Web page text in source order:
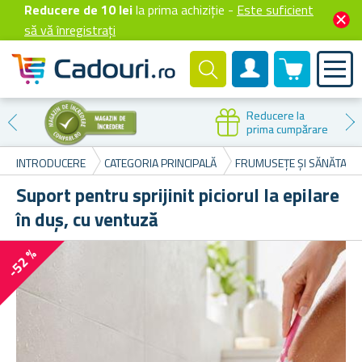
Reducere de 10 leila prima achiziție - Este suficient
să vă înregistrați
Cont client
0 produselor
Reducere la
prima cumpărare
INTRODUCERE CATEGORIA PRINCIPALĂ FRUMUSEȚE ȘI SĂNĂTATE
Suport pentru sprijinit piciorul la epilare
în duș, cu ventuză
-52 %